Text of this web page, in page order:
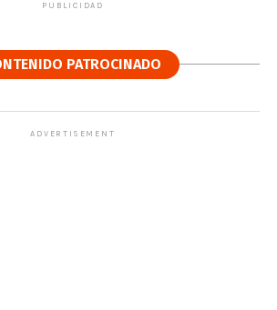
PUBLICIDAD
PATROCINADO
ADVERTISEMENT